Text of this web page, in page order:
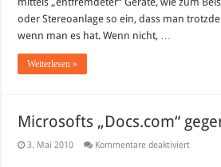
oder Stereoanlage so ein, dass man
wenn man es hat. Wenn nicht, …
Weiterlesen »
Microsofts „Docs.com“
3. Mai 2010 Kommentare deaktiviertfür